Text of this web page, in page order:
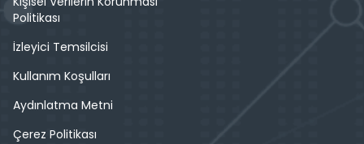
Politikası
İzleyici Temsilcisi
Kullanım Koşulları
Aydınlatma Metni
Çerez Politikası